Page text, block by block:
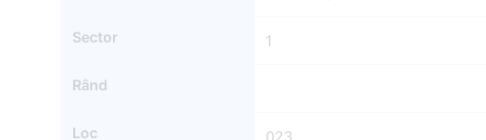
Sector 1
Rând
Loc